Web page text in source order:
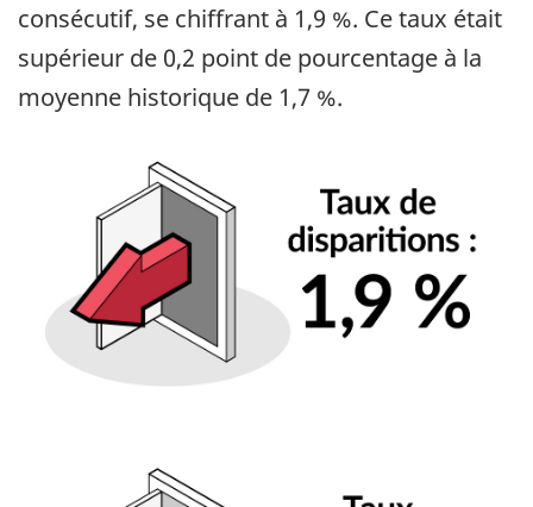
consécutif, se chiffrant à 1,9 %. Ce taux était
supérieur de 0,2 point de pourcentage à la
moyenne historique de 1,7 %.